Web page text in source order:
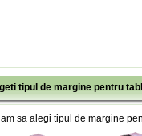
tipul de margine pentru
sa alegi tipul de margine